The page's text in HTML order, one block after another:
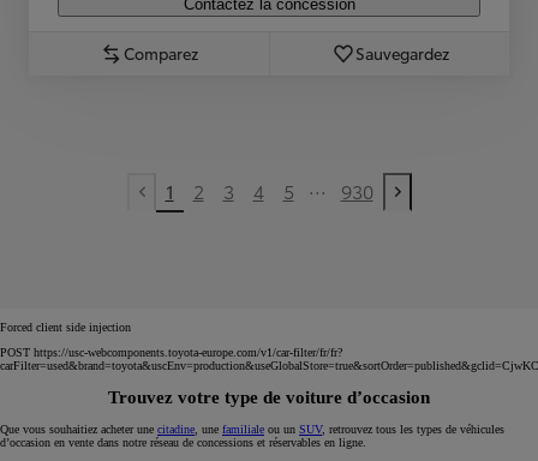
Contactez la concession
Comparez Sauvegardez
Previous page
1 2 3 4 5 ... 930
Next page
Forced client side injection
POST https://usc-webcomponents.toyota-europe.com/v1/car-filter/fr/fr?
Trouvez votre type de voiture d’occasion
Que vous souhaitiez acheter une citadine , une familiale ou un SUV, retrouvez tous les types de véhicules
d’occasion en vente dans notre réseau de concessions et réservables en ligne.